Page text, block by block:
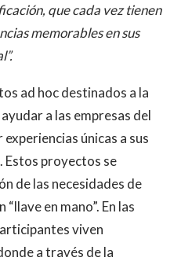
que cada vez tienen
memorables en sus
ad hoc destinados a la
a las empresas del
únicas a sus
Estos proyectos se
de las necesidades de
en mano”. En las
viven
a través de la